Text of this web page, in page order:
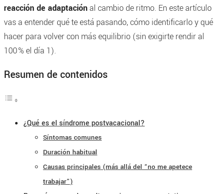
reacción de adaptaciónal cambio de ritmo. En este artículo
vas a entender qué te está pasando, cómo identificarlo y qué
hacer para volver con más equilibrio (sin exigirte rendir al
100 % el día 1).
Resumen de contenidos
¿Qué es el síndrome postvacacional?
Síntomas comunes
Duración habitual
Causas principales (más allá del “no me apetece
trabajar”)